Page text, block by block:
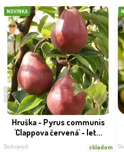
NOVINKA
Hruška - Pyrus communis
'Clappova červená' - let...
Dostupnosť: skladom